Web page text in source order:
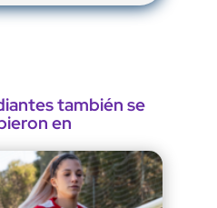
también se
en